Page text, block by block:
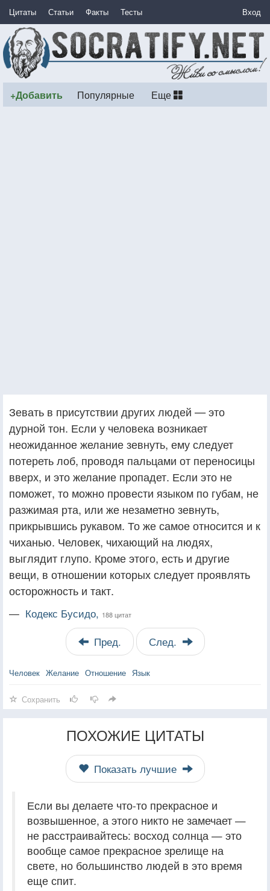
Цитаты Статьи Факты Тесты Вход
+Добавить Популярные Еще
Зевать в присутствии других людей — это
дурной тон. Если у человека возникает
неожиданное желание зевнуть, ему следует
потереть лоб, проводя пальцами от переносицы
вверх, и это желание пропадет. Если это не
поможет, то можно провести языком по губам, не
разжимая рта, или же незаметно зевнуть,
прикрывшись рукавом. То же самое относится и к
чиханью. Человек, чихающий на людях,
выглядит глупо. Кроме этого, есть и другие
вещи, в отношении которых следует проявлять
осторожность и такт.
— Кодекс Бусидо, 188 цитат
Пред. След.
Человек Желание Отношение Язык
Сохранить
ПОХОЖИЕ ЦИТАТЫ
Показать лучшие
Если вы делаете что-то прекрасное и
возвышенное, а этого никто не замечает —
не расстраивайтесь: восход солнца — это
вообще самое прекрасное зрелище на
свете, но большинство людей в это время
еще спит.